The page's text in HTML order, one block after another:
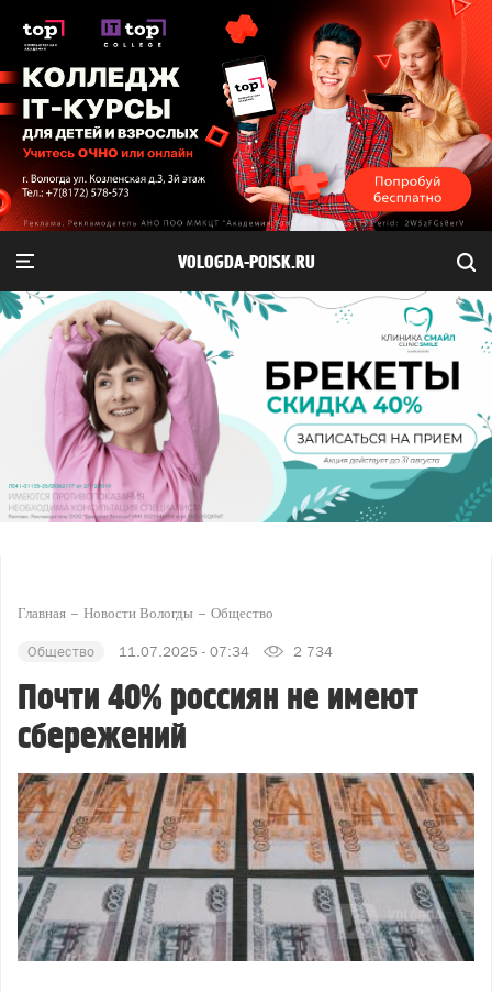
VOLOGDA-POISK.RU
Главная Новости Вологды Общество
Общество 11.07.2025 - 07:34 2 734
Почти 40% россиян не имеют
сбережений